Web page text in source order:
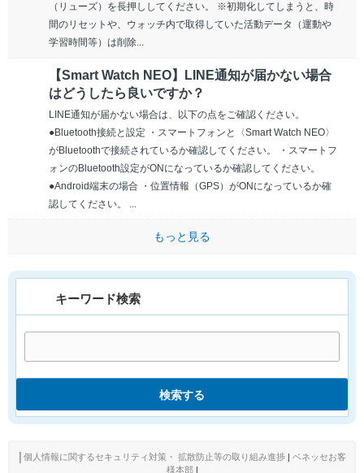
（リューズ）を長押ししてください。 ※初期化してしまうと、時
間のリセットや、ウォッチ内で取得していた活動データ（運動や
学習時間等）は削除...
【Smart Watch NEO】LINE通知が届かない場合
はどうしたら良いですか？
LINE通知が届かない場合は、以下の点をご確認ください。
●Bluetooth接続と設定 ・スマートフォンと〈Smart Watch NEO〉
がBluetoothで接続されているか確認してください。 ・スマートフ
ォンのBluetooth設定がONになっているか確認してください。
●Android端末の場合 ・位置情報（GPS）がONになっているか確
認してください。 ...
もっと見る
キーワード検索
検索する
個人情報に関するセキュリティ対策・ 拡散防止等の取り組み進捗 | ベネッセお客
様本部|